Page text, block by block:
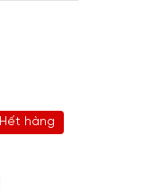
Hết hàng